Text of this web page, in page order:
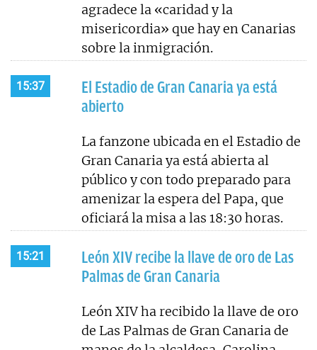
agradece la «caridad y la
misericordia» que hay en Canarias
sobre la inmigración.
15:37
El Estadio de Gran Canaria ya está
abierto
La fanzone ubicada en el Estadio de
Gran Canaria ya está abierta al
público y con todo preparado para
amenizar la espera del Papa, que
oficiará la misa a las 18:30 horas.
15:21
León XIV recibe la llave de oro de Las
Palmas de Gran Canaria
León XIV ha recibido la llave de oro
de Las Palmas de Gran Canaria de